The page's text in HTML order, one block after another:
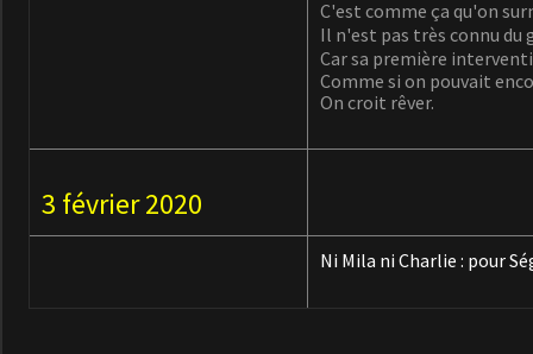
C'est comme ça qu'on
Il n'est pas très connu du
Car sa première
Comme si on pouvait
On croit rêver.
3 février 2020
Ni Mila ni Charlie : pour